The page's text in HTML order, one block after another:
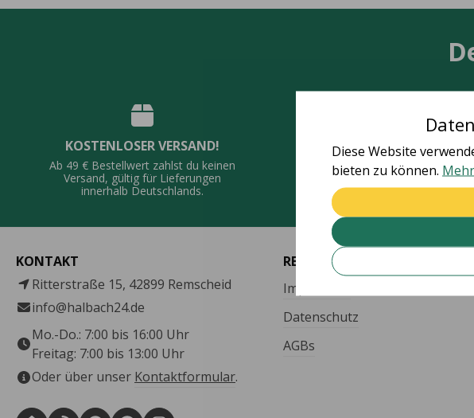
KOSTENLOSER VERSAND!
Ab 49 € Bestellwert zahlst du keinen
Versand, gültig für Lieferungen
innerhalb Deutschlands.
QUALITÄT MADE IN
Viele Artikel vollständig in
Deutschland hergestellt.
KONTAKT
Ritterstraße 15, 42899 Remscheid
info@halbach24.de
Mo.-Do.: 7:00 bis 16:00 Uhr
Freitag: 7:00 bis 13:00 Uhr
Oder über unser Kontaktformular.
RECHTLICHES
Impressum
Datenschutz
AGBs
Diese Website
bieten zu können.